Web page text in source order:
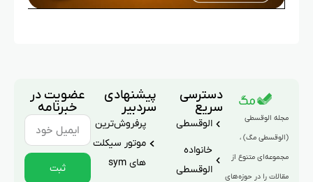
مجله الوقسطی
(الوقسطی مگ) ،
مجموعه‌ای متنوع از
مقالات را در حوزه‌های
دسترسی
سریع
الوقسطی
خانواده
الوقسطی
پیشنهادی
سردبیر
پرفروش‌ترین
موتور سیکلت
های sym
عضویت در
خبرنامه
ثبت